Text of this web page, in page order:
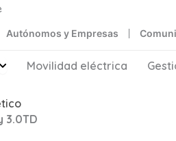
Autónomos y Empresas
Abrir Energía Solar
Movilidad eléctrica
3.0TD